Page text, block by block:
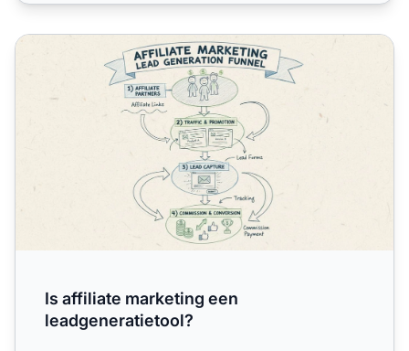
Is affiliate marketing een leadgeneratietool?
Is affiliate marketing een
leadgeneratietool?